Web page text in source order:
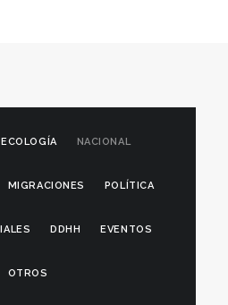
ECOLOGÍA NACIONAL
MIGRACIONES POLÍTICA
DDHH EVENTOS
OTROS